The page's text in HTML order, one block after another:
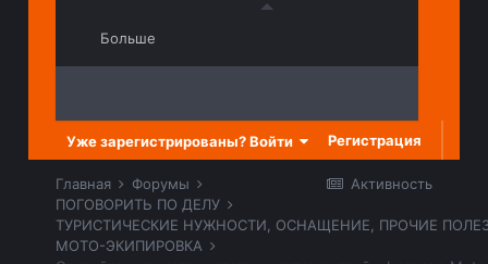
Больше
Уже зарегистрированы? Войти Регистрация
Активность
Главная
Форумы
ПОГОВОРИТЬ ПО ДЕЛУ
МОТО-ЭКИПИРОВКА